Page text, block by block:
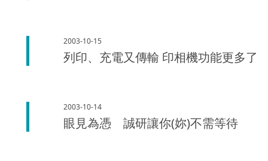
2003-10-15
列印、充電又傳輸 印相機功能更多了
2003-10-14
眼見為憑 誠研讓你(妳)不需等待